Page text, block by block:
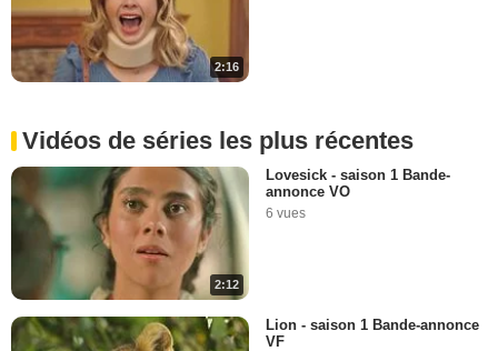
2:16
Vidéos de séries les plus récentes
2:12
Lovesick - saison 1 Bande-
annonce VO
6 vues
Lion - saison 1 Bande-annonce
VF